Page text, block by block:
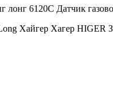
6120С Датчик
Хайгер Хагер HIGER